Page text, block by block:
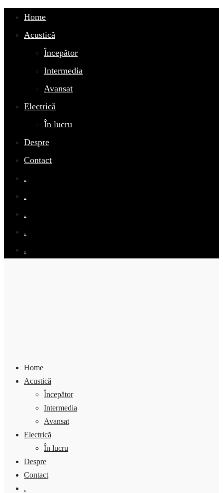
Home
Acustică
Începător
Intermedia
Avansat
Electrică
În lucru
Despre
Contact
.
.
.
.
.
Home
Acustică
Începător
Intermedia
Avansat
Electrică
În lucru
Despre
Contact
.